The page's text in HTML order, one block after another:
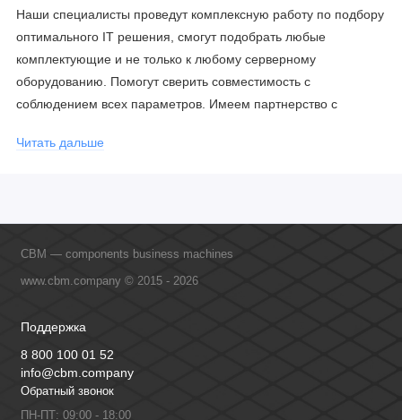
Наши специалисты проведут комплексную работу по подбору
оптимального IT решения, смогут подобрать любые
комплектующие и не только к любому серверному
оборудованию. Помогут сверить совместимость с
соблюдением всех параметров. Имеем партнерство с
обучение сотрудников, что позволяет исключить ошибки даже
Читать дальше
CBM — components business machines
www.cbm.company © 2015 - 2026
Поддержка
8 800 100 01 52
info@cbm.company
Обратный звонок
ПН-ПТ: 09:00 - 18:00